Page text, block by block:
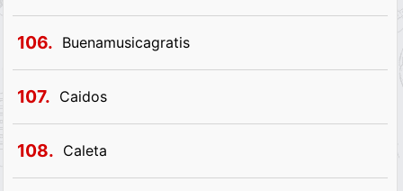
106. Buenamusicagratis
107. Caidos
108. Caleta